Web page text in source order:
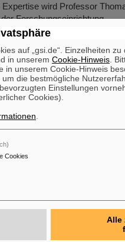
Expertise wird Professor
Forschungseinrichtung ...
FAIR ab sofort
von GSI und
DIN-A2-Kalender bietet wie
Mit
Physics – Der
aus
zum 25. Jubiläum der
den GSI/FAIR-Campus.
auf „gsi.de“. Einzelheiten
in unserem Cookie-Hinweis .
in unserem Cookie-Hinweis
die bestmögliche
Einstellungen
Cookies).
Cookies
Alle